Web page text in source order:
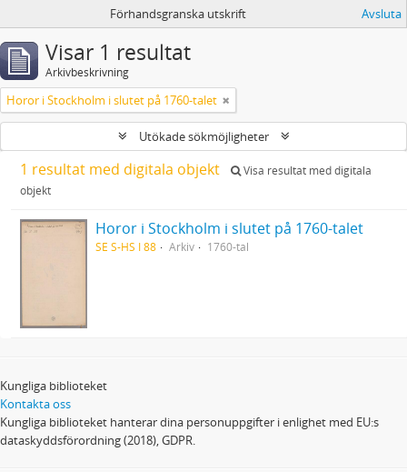
Förhandsgranska utskrift Avsluta
Visar 1 resultat
Arkivbeskrivning
Horor i Stockholm i slutet på 1760-talet
Utökade sökmöjligheter
1 resultat med digitala objekt
Visa resultat med digitala
objekt
Horor i Stockholm i slutet på 1760-talet
SE S-HS I 88 Arkiv 1760-tal
Kungliga biblioteket
Kontakta oss
Kungliga biblioteket hanterar dina personuppgifter i enlighet med EU:s
dataskyddsförordning (2018), GDPR.